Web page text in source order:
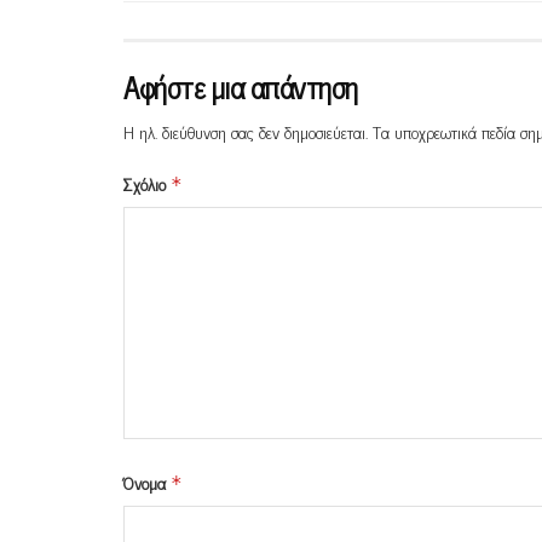
Αφήστε μια απάντηση
Η ηλ. διεύθυνση σας δεν δημοσιεύεται.Τα υποχρεωτικά πεδία
Σχόλιο *
Όνομα *